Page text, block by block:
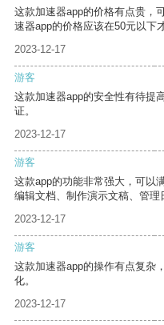
这款加速器app的价格有点贵，
速器app的价格应该在50元以下
2023-12-17
游客
这款加速器app的安全性有待提
证。
2023-12-17
游客
这款app的功能非常强大，可以
编辑文档、制作演示文稿、管理
2023-12-17
游客
这款加速器app的操作有点复杂
化。
2023-12-17